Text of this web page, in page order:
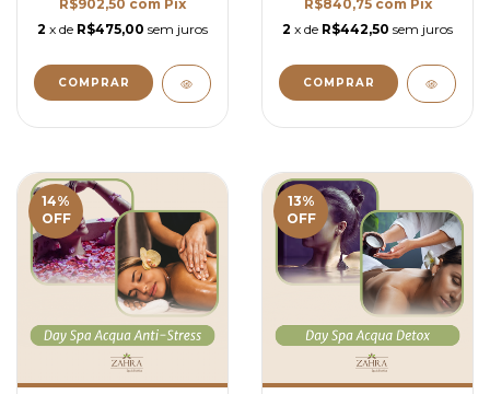
R$902,50 com Pix
2 x de R$475,00 sem juros
R$840,75 com Pix
2 x de R$442,50 sem juros
14%
OFF
13%
OFF